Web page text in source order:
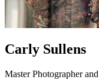
Carly Sullens
Master Photographer